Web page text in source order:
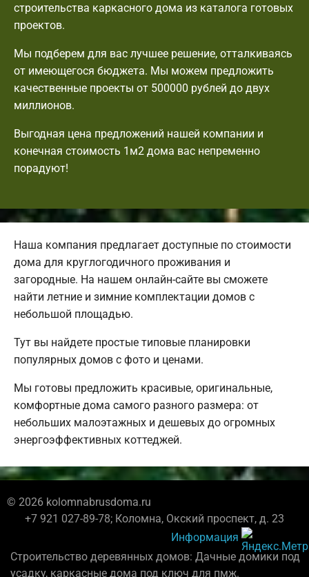
строительства каркасного дома из каталога готовых
проектов.
Мы подберем для вас лучшее решение, отталкиваясь
от имеющегося бюджета. Мы можем предложить
качественные проекты от 500000 рублей до двух
миллионов.
Выгодная цена предложений нашей компании и
конечная стоимость 1м2 дома вас непременно
порадуют!
Наша компания предлагает доступные по стоимости
дома для круглогодичного проживания и
загородные. На нашем онлайн-сайте вы сможете
найти летние и зимние комплектации домов с
небольшой площадью.
Тут вы найдете простые типовые планировки
популярных домов с фото и ценами.
Мы готовы предложить красивые, оригинальные,
комфортные дома самого разного размера: от
небольших малоэтажных и дешевых до огромных
энергоэффективных коттеджей.
© 2026 kolomnabrusdoma.ru
+7 921 027-89-78; Коломна, Окский проспект, д. 23
Информация
Строительство деревянных домов: Дачные домики под
усадку, каркасные дома под ключ для пмж.